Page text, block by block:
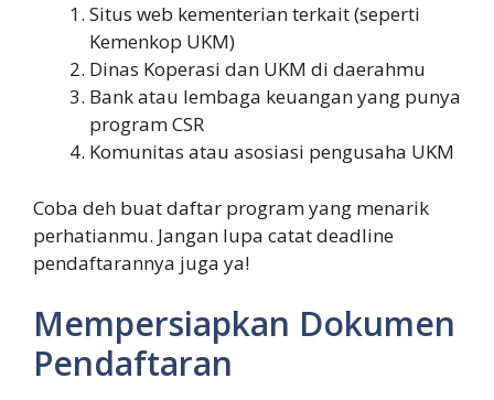
Situs web kementerian terkait (seperti
Kemenkop UKM)
Dinas Koperasi dan UKM di daerahmu
Bank atau lembaga keuangan yang punya
program CSR
Komunitas atau asosiasi pengusaha UKM
Coba deh buat daftar program yang menarik
perhatianmu. Jangan lupa catat deadline
pendaftarannya juga ya!
Mempersiapkan Dokumen
Pendaftaran